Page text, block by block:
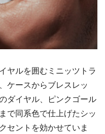
ヤルを囲むミニッツトラ
ケースからブレスレッ
ダイヤル、ピンクゴール
で同系色で仕上げたシッ
セントを効かせていま